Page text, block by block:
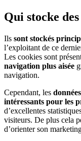
Qui stocke
Ils sont stockés
l’exploitant de ce
Les cookies sont
navigation plus aisée
navigation.
Cependant, les
intéressants pour les
d’excellentes
visiteurs. De plus cela
d’orienter son